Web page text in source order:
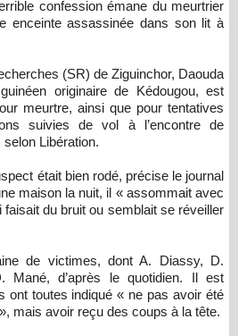
confession émane du meurtrier
enceinte assassinée dans son lit à
(SR) de Ziguinchor, Daouda
originaire de Kédougou, est
meurtre, ainsi que pour tentatives
suivies de vol à l’encontre de
Libération.
était bien rodé, précise le journal
maison la nuit, il « assommait avec
du bruit ou semblait se réveiller
de victimes, dont A. Diassy, D.
Mané, d’après le quotidien. Il est
ont toutes indiqué « ne pas avoir été
mais avoir reçu des coups à la tête.